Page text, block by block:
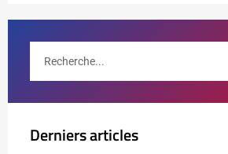
Derniers articles